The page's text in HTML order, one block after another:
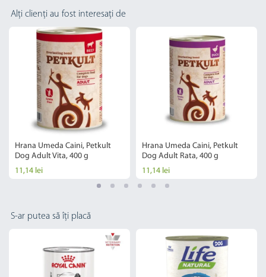
Alți clienți au fost interesați de
Hrana Umeda Caini, Petkult
Dog Adult Vita, 400 g
11,14 lei
Hrana Umeda Caini, Petkult
Dog Adult Rata, 400 g
11,14 lei
S-ar putea să îți placă